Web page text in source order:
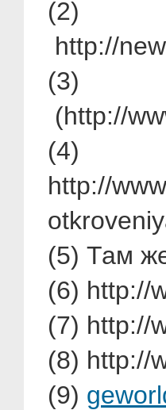
(2)
http://
(3)
(http://
(4)
http://
(5) Там
(6) http://
(7) http://
(8) http://
(9)